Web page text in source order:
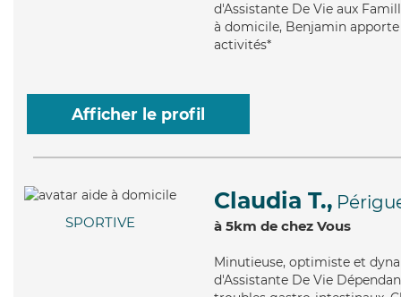
d'Assistante De Vie aux
à domicile, Benjamin
activités*
Afficher le profil
SPORTIVE
Claudia T.,
à 5km de chez Vous
Minutieuse, optimiste et
d'Assistante De Vie